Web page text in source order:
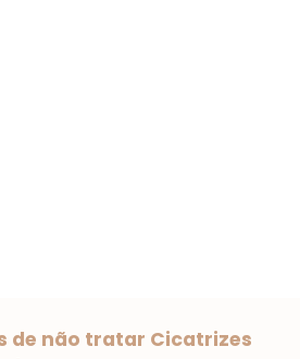
de não tratar Cicatrizes